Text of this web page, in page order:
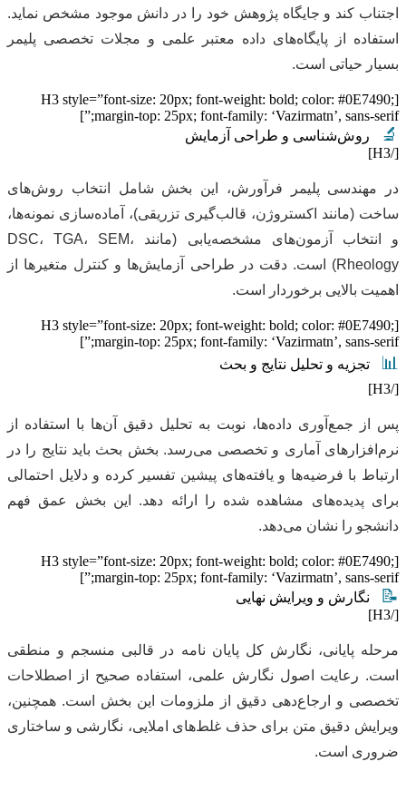
اجتناب کند و جایگاه پژوهش خود را در دانش موجود مشخص نماید.
استفاده از پایگاه‌های داده معتبر علمی و مجلات تخصصی پلیمر
بسیار حیاتی است.
[H3 style=”font-size: 20px; font-weight: bold; color: #0E7490;
margin-top: 25px; font-family: ‘Vazirmatn’, sans-serif;”]
🔬
روش‌شناسی و طراحی آزمایش
[/H3]
در مهندسی پلیمر فرآورش، این بخش شامل انتخاب روش‌های
ساخت (مانند اکستروژن، قالب‌گیری تزریقی)، آماده‌سازی نمونه‌ها،
و انتخاب آزمون‌های مشخصه‌یابی (مانند DSC، TGA، SEM،
Rheology) است. دقت در طراحی آزمایش‌ها و کنترل متغیرها از
اهمیت بالایی برخوردار است.
[H3 style=”font-size: 20px; font-weight: bold; color: #0E7490;
margin-top: 25px; font-family: ‘Vazirmatn’, sans-serif;”]
📊
تجزیه و تحلیل نتایج و بحث
[/H3]
پس از جمع‌آوری داده‌ها، نوبت به تحلیل دقیق آن‌ها با استفاده از
نرم‌افزارهای آماری و تخصصی می‌رسد. بخش بحث باید نتایج را در
ارتباط با فرضیه‌ها و یافته‌های پیشین تفسیر کرده و دلایل احتمالی
برای پدیده‌های مشاهده شده را ارائه دهد. این بخش عمق فهم
دانشجو را نشان می‌دهد.
[H3 style=”font-size: 20px; font-weight: bold; color: #0E7490;
margin-top: 25px; font-family: ‘Vazirmatn’, sans-serif;”]
📝
نگارش و ویرایش نهایی
[/H3]
مرحله پایانی، نگارش کل پایان نامه در قالبی منسجم و منطقی
است. رعایت اصول نگارش علمی، استفاده صحیح از اصطلاحات
تخصصی و ارجاع‌دهی دقیق از ملزومات این بخش است. همچنین،
ویرایش دقیق متن برای حذف غلط‌های املایی، نگارشی و ساختاری
ضروری است.